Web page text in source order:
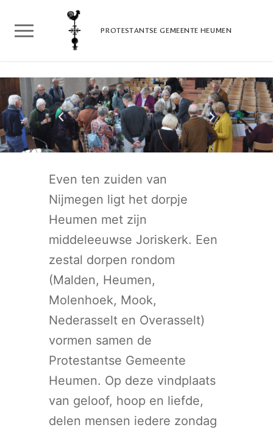
PROTESTANTSE GEMEENTE HEUMEN
Even ten zuiden van
Nijmegen ligt het dorpje
Heumen met zijn
middeleeuwse Joriskerk. Een
zestal dorpen rondom
(Malden, Heumen,
Molenhoek, Mook,
Nederasselt en Overasselt)
vormen samen de
Protestantse Gemeente
Heumen. Op deze vindplaats
van geloof, hoop en liefde,
delen mensen iedere zondag